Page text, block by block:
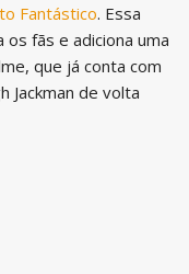
Fantástico. Essa
fãs e adiciona uma
que já conta com
Jackman de volta